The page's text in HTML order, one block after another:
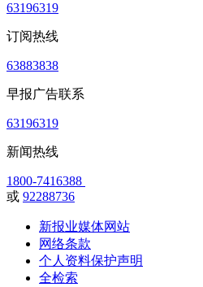
63196319
订阅热线
63883838
早报广告联系
63196319
新闻热线
1800-7416388
或 92288736
新报业媒体网站
网络条款
个人资料保护声明
全检索